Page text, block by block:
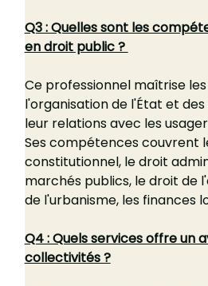
Q3 : Quelles sont les
en droit public ?
Ce professionnel maîtrise
l'organisation de l'État et
leur relations avec les
Ses compétences couvrent
constitutionnel, le droit
marchés publics, le droit de
de l'urbanisme, les finances
Q4 : Quels services offre un
collectivités ?